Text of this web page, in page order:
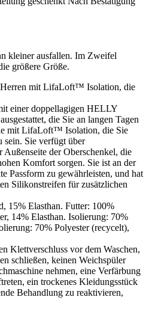
kleiner ausfallen. Im Zweifel
größere Größe.
Herren mit LifaLoft™ Isolation, die
einer doppellagigen HELLY
die Sie an langen Tagen
mit LifaLoft™ Isolation, die Sie
sein. Sie verfügt über
Außenseite der Oberschenkel, die
Komfort sorgen. Sie ist an der
Passform zu gewährleisten, und hat
Silikonstreifen für zusätzlichen
15% Elasthan. Futter: 100%
14% Elasthan. Isolierung: 70%
70% Polyester (recycelt),
Klettverschluss vor dem Waschen,
schließen, keinen Weichspüler
nehmen, eine Verfärbung
ein trockenes Kleidungsstück
Behandlung zu reaktivieren,